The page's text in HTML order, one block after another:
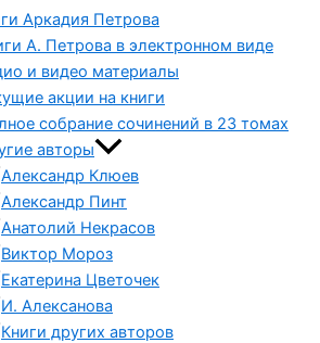
Аркадия Петрова
А. Петрова в электронном виде
и видео материалы
акции на книги
собрание сочинений в 23 томах
авторы
Александр Клюев
Александр Пинт
Анатолий Некрасов
Виктор Мороз
Екатерина Цветочек
И. Алексанова
Книги других авторов